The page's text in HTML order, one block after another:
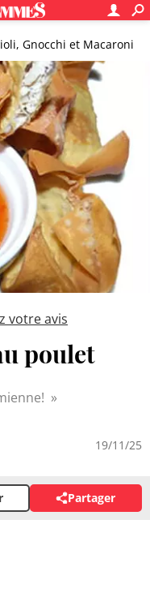
Gnocchi et Macaroni
votre avis
poulet
19/11/25
Partager